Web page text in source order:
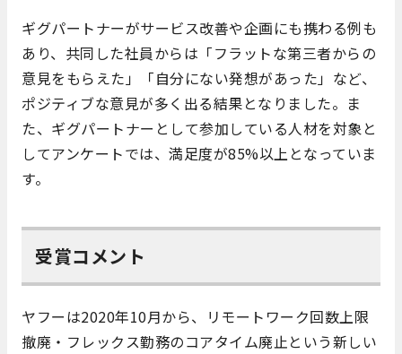
ギグパートナーがサービス改善や企画にも携わる例も
あり、共同した社員からは「フラットな第三者からの
意見をもらえた」「自分にない発想があった」など、
ポジティブな意見が多く出る結果となりました。ま
た、ギグパートナーとして参加している人材を対象と
してアンケートでは、満足度が85%以上となっていま
す。
受賞コメント
ヤフーは2020年10月から、リモートワーク回数上限
撤廃・フレックス勤務のコアタイム廃止という新しい